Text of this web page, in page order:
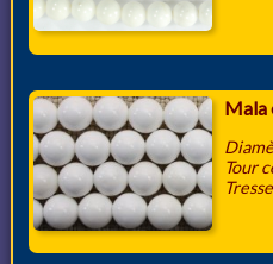
Mala
Tour